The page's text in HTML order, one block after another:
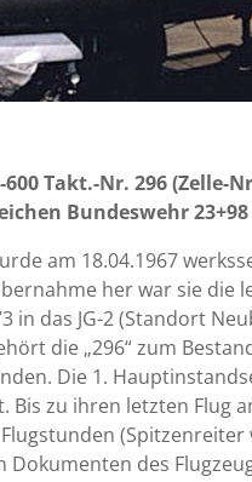
600 Takt.-Nr. 296 (Zelle-
Bundeswehr 23+98
am 18.04.1967
her war sie die
in das JG-2 (Standort
die „296“ zum
Die 1.
Bis zu ihren letzten Flug
(Spitzenreiter
Dokumenten des